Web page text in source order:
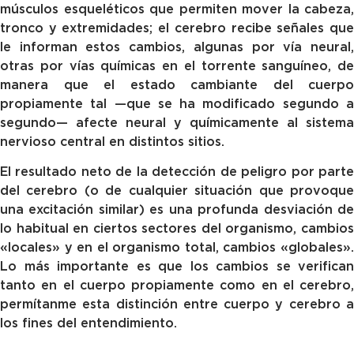
músculos esqueléticos que permiten mover la cabeza,
tronco y extremidades; el cerebro recibe señales que
le informan estos cambios, algunas por vía neural,
otras por vías químicas en el torrente sanguíneo, de
manera que el estado cambiante del cuerpo
propiamente tal —que se ha modificado segundo a
segundo— afecte neural y químicamente al sistema
nervioso central en distintos sitios.
El resultado neto de la detección de peligro por parte
del cerebro (o de cualquier situación que provoque
una excitación similar) es una profunda desviación de
lo habitual en ciertos sectores del organismo, cambios
«locales» y en el organismo total, cambios «globales».
Lo más importante es que los cambios se verifican
tanto en el cuerpo propiamente como en el cerebro,
permítanme esta distinción entre cuerpo y cerebro a
los fines del entendimiento.